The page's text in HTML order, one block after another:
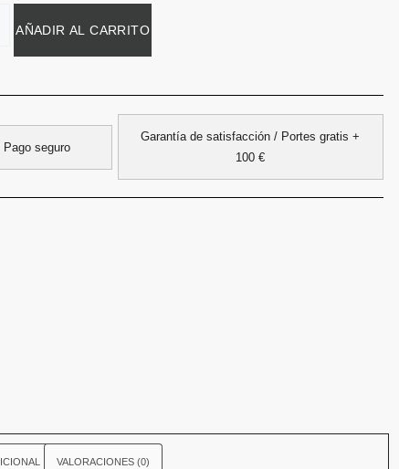
AÑADIR AL CARRITO
seguro
Garantía de satisfacción / Portes gratis +
100 €
VALORACIONES (0)